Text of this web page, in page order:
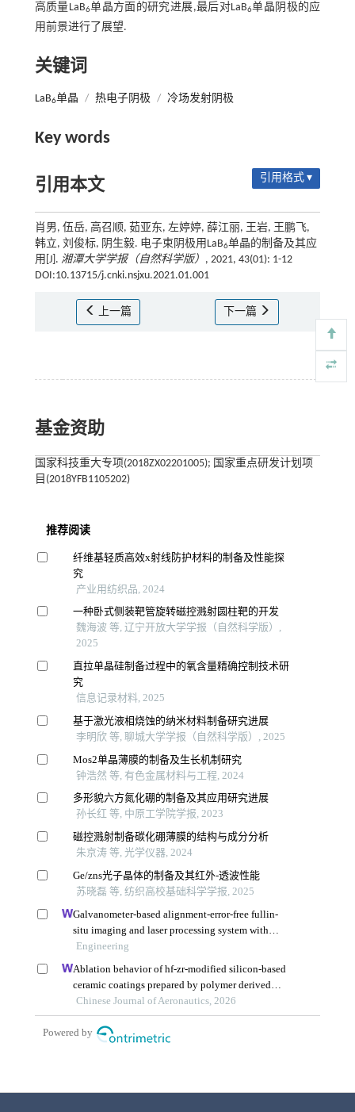
高质量LaB6单晶方面的研究进展,最后对LaB6单晶阴极的应
用前景进行了展望.
关键词
LaB6单晶 / 热电子阴极 / 冷场发射阴极
Key words
引用本文 引用格式 ▾
肖男, 伍岳, 高召顺, 茹亚东, 左婷婷, 薛江丽, 王岩, 王鹏飞,
韩立, 刘俊标, 阴生毅. 电子束阴极用LaB6单晶的制备及其应
用[J]. 湘潭大学学报（自然科学版） , 2021, 43(01): 1-12
DOI:10.13715/j.cnki.nsjxu.2021.01.001
上一篇 下一篇
基金资助
国家科技重大专项(2018ZX02201005); 国家重点研发计划项
目(2018YFB1105202)